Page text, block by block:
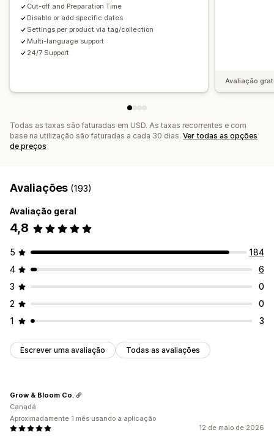
Cut-off and Preparation Time
Disable or add specific dates
Settings per product via tag/collection
Multi-language support
24/7 Support
Avaliação
Todas as taxas são faturadas em USD. As taxas recorrentes e com
base na utilização são faturadas a cada 30 dias. Ver todas as opções
de preços
Avaliações (193)
Avaliação geral
4,8
5
184
4
6
3
0
2
0
1
3
Escrever uma avaliação Todas as avaliações
12 de maio de 2026
Grow & Bloom Co.
Canadá
Aproximadamente 1 mês usando a aplicação